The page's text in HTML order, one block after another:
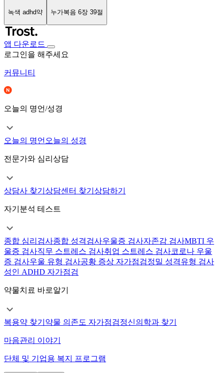
녹색 adhd약 누가복음 6장 39절
앱 다운로드
로그인을 해주세요
커뮤니티
오늘의 명언/성경
오늘의 명언 오늘의 성경
전문가와 심리상담
상담사 찾기 상담센터 찾기 상담하기
자기분석 테스트
종합 심리검사종합 성격검사우울증 검사자존감 검사MBTI 우
울증 검사직무 스트레스 검사취업 스트레스 검사코로나 우울
증 검사우울 유형 검사공황 증상 자가점검정밀 성격유형 검사
성인 ADHD 자가점검
약물치료 바로알기
복용약 찾기 약물 의존도 자가점검정신의학과 찾기
마음관리 이야기
단체 및 기업용 복지 프로그램